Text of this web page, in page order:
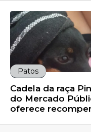
Patos
Cadela da raça
do Mercado
oferece